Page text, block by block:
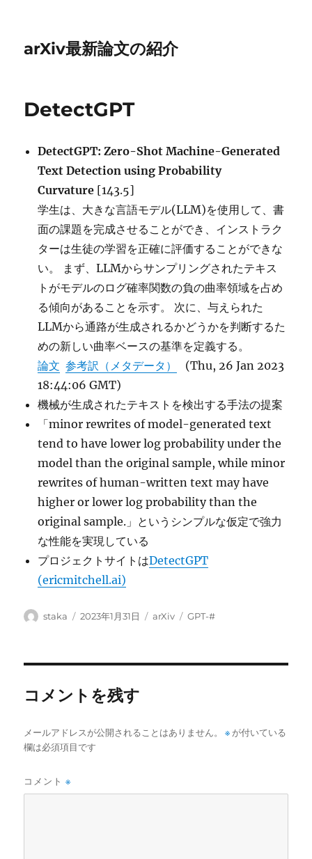
arXiv最新論文の紹介
DetectGPT
DetectGPT: Zero-Shot Machine-Generated
Text Detection using Probability
Curvature [143.5]
学生は、大きな言語モデル(LLM)を使用して、書
面の課題を完成させることができ、インストラク
ターは生徒の学習を正確に評価することができな
い。 まず、LLMからサンプリングされたテキス
トがモデルのログ確率関数の負の曲率領域を占め
る傾向があることを示す。 次に、与えられた
LLMから通路が生成されるかどうかを判断するた
めの新しい曲率ベースの基準を定義する。
論文 参考訳（メタデータ）
(Thu, 26 Jan 2023
18:44:06 GMT)
機械が生成されたテキストを検出する手法の提案
「minor rewrites of model-generated text
tend to have lower log probability under the
model than the original sample, while minor
rewrites of human-written text may have
higher or lower log probability than the
original sample.」というシンプルな仮定で強力
な性能を実現している
プロジェクトサイトはDetectGPT
(ericmitchell.ai)
投
staka
投
2023年1月31日
カ
arXiv
タ
GPT-#
コメントを残す
メールアドレスが公開されることはありません。 ※ が付いている
欄は必須項目です
コメント※